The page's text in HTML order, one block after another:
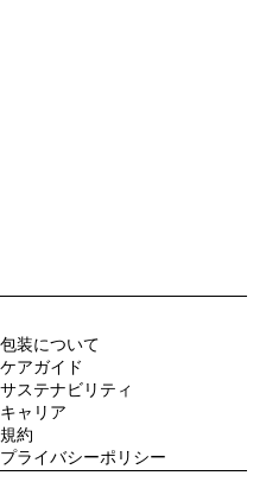
包装について
ケアガイド
サステナビリティ
キャリア
規約
プライバシーポリシー